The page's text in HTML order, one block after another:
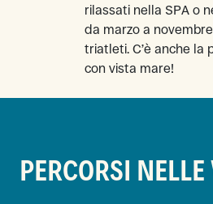
rilassati nella SPA o
da marzo a
triatleti. C’è anche la
con vista mare!
PERCORSI